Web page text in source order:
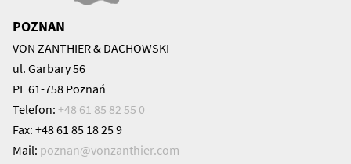
POZNAN
VON ZANTHIER & DACHOWSKI
ul. Garbary 56
PL 61-758 Poznań
Telefon: +48 61 85 82 55 0
Fax: +48 61 85 18 25 9
Mail: poznan@vonzanthier.com